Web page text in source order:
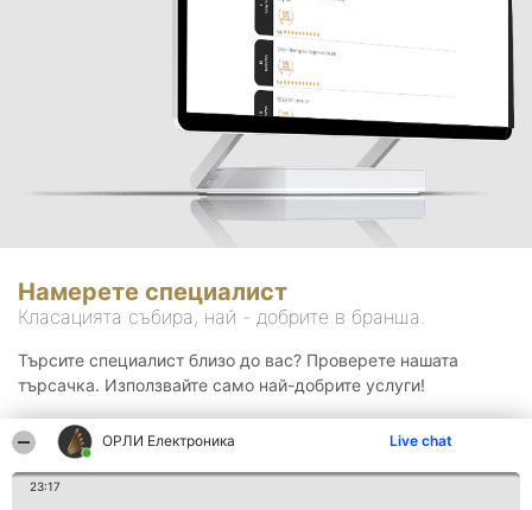
ОРЛИ Електроника Live chat
23:17
Намерете специалист
Класацията събира, най - добрите в бранша.
Търсите специалист близо до вас? Проверете нашата
търсачка. Използвайте само най-добрите услуги!